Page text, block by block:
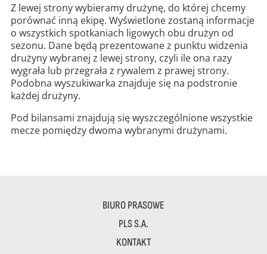
Z lewej strony wybieramy drużynę, do której chcemy
porównać inną ekipę. Wyświetlone zostaną informacje
o wszystkich spotkaniach ligowych obu drużyn od
sezonu. Dane będą prezentowane z punktu widzenia
drużyny wybranej z lewej strony, czyli ile ona razy
wygrała lub przegrała z rywalem z prawej strony.
Podobna wyszukiwarka znajduje się na podstronie
każdej drużyny.
Pod bilansami znajdują się wyszczególnione wszystkie
mecze pomiędzy dwoma wybranymi drużynami.
BIURO PRASOWE
PLS S.A.
KONTAKT